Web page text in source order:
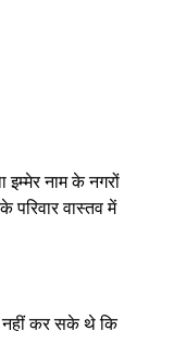
नाम के नगरों
वास्तव में
नहीं कर सके थे कि